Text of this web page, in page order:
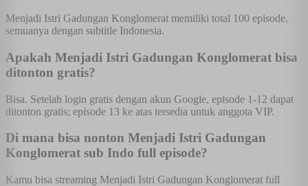
Menjadi Istri Gadungan Konglomerat memiliki total 100 episode,
semuanya dengan subtitle Indonesia.
Apakah Menjadi Istri Gadungan Konglomerat bisa
ditonton gratis?
Bisa. Setelah login gratis dengan akun Google, episode 1-12 dapat
ditonton gratis; episode 13 ke atas tersedia untuk anggota VIP.
Di mana bisa nonton Menjadi Istri Gadungan
Konglomerat sub Indo full episode?
Kamu bisa streaming Menjadi Istri Gadungan Konglomerat full